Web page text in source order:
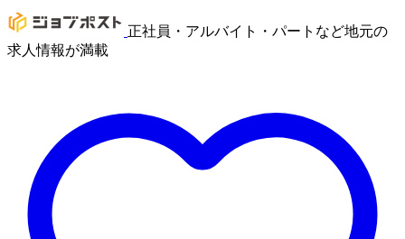
正社員・アルバイト・パートなど地元の
求人情報が満載